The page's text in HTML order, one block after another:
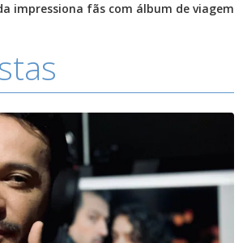
impressiona fãs com álbum de viagem